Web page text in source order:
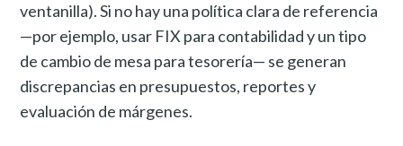
ventanilla). Si no hay una política clara de referencia
—por ejemplo, usar FIX para contabilidad y un tipo
de cambio de mesa para tesorería— se generan
discrepancias en presupuestos, reportes y
evaluación de márgenes.